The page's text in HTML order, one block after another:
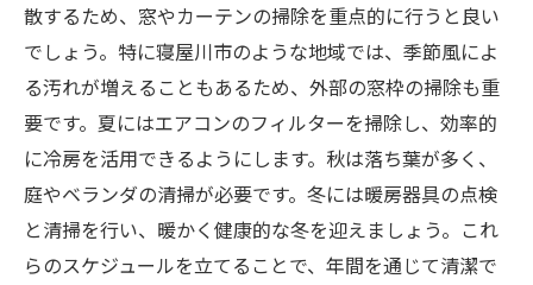
散するため、窓やカーテンの掃除を重点的に行うと良い
でしょう。特に寝屋川市のような地域では、季節風によ
る汚れが増えることもあるため、外部の窓枠の掃除も重
要です。夏にはエアコンのフィルターを掃除し、効率的
に冷房を活用できるようにします。秋は落ち葉が多く、
庭やベランダの清掃が必要です。冬には暖房器具の点検
と清掃を行い、暖かく健康的な冬を迎えましょう。これ
らのスケジュールを立てることで、年間を通じて清潔で